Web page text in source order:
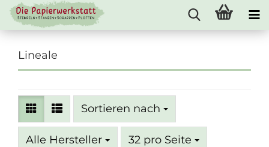
Lineale
Sortieren nach
Sortieren nach
Alle Hersteller 32 pro Seite
pro Seite